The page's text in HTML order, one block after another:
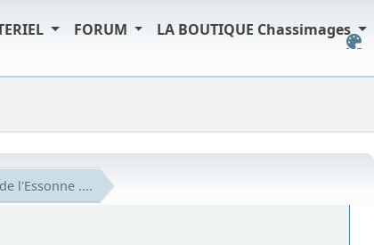
FORUM LA BOUTIQUE Chassimages
l'Essonne ....